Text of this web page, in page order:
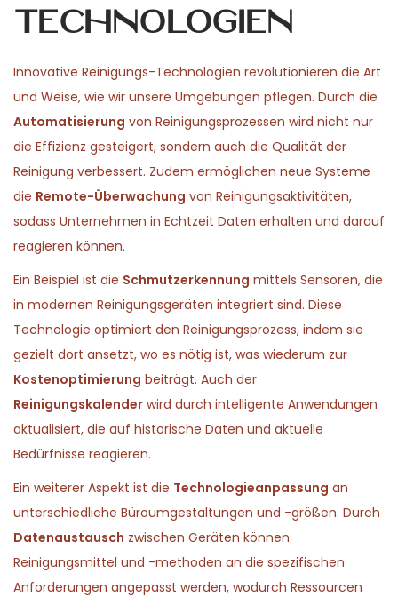
n
5
Technologien
Innovative Reinigungs-Technologien revolutionieren die Art
und Weise, wie wir unsere Umgebungen pflegen. Durch die
Automatisierung von Reinigungsprozessen wird nicht nur
die Effizienz gesteigert, sondern auch die Qualität der
Reinigung verbessert. Zudem ermöglichen neue Systeme
die Remote-Überwachung von Reinigungsaktivitäten,
sodass Unternehmen in Echtzeit Daten erhalten und darauf
reagieren können.
Ein Beispiel ist die Schmutzerkennung mittels Sensoren, die
in modernen Reinigungsgeräten integriert sind. Diese
Technologie optimiert den Reinigungsprozess, indem sie
gezielt dort ansetzt, wo es nötig ist, was wiederum zur
Kostenoptimierung beiträgt. Auch der
Reinigungskalender wird durch intelligente Anwendungen
aktualisiert, die auf historische Daten und aktuelle
Bedürfnisse reagieren.
Ein weiterer Aspekt ist die Technologieanpassung an
unterschiedliche Büroumgestaltungen und -größen. Durch
Datenaustausch zwischen Geräten können
Reinigungsmittel und -methoden an die spezifischen
Anforderungen angepasst werden, wodurch Ressourcen